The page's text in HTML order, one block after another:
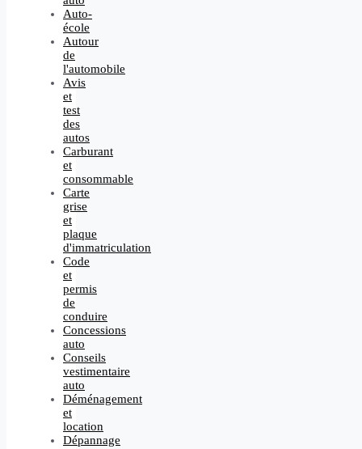
Auto-
école
Autour
de
l'automobile
Avis
et
test
des
autos
Carburant
et
consommable
Carte
grise
et
plaque
d'immatriculation
Code
et
permis
de
conduire
Concessions
auto
Conseils
vestimentaire
auto
Déménagement
et
location
Dépannage